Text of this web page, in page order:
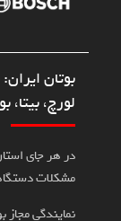
بوتان ایران:
لورچ،
در هر جای
مشکلات
نمایندگی مجاز